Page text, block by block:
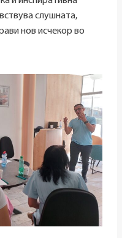
слушната,
нов исчекор во